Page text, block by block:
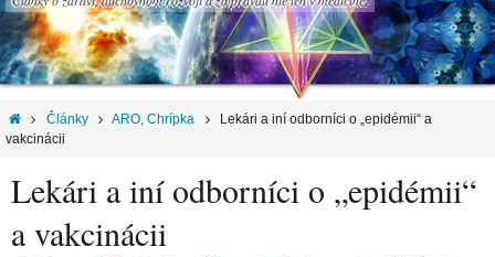
Články ARO, Chrípka
Lekári a iní odborníci o „epidémii“ a
vakcinácii
Lekári a iní odborníci o „epidémii“
a vakcinácii